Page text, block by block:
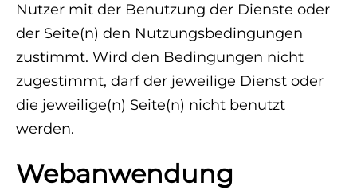
Nutzer mit der Benutzung der Dienste oder
der Seite(n) den Nutzungsbedingungen
zustimmt. Wird den Bedingungen nicht
zugestimmt, darf der jeweilige Dienst oder
die jeweilige(n) Seite(n) nicht benutzt
werden.
Webanwendung